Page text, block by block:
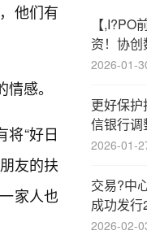
他们有
感。
将“好日
友的扶
家人也
【,I?PO
资！协
础设施
2026-01-
更好保
信银行调
风险评级
2026-01-
交易?中
成功发
债券
2026-02-